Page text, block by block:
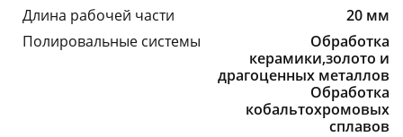
Длина рабочей части
20 мм
Полировальные системы
Обработка
керамики,золото и
драгоценных металлов
Обработка
кобальтохромовых
сплавов